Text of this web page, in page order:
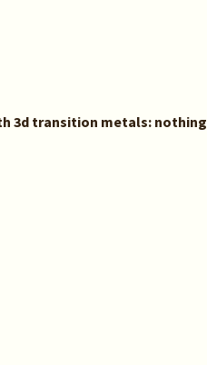
3d transition metals: nothing